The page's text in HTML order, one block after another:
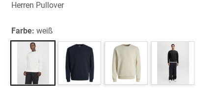
springen
Herren Pullover
Farbe: weiß